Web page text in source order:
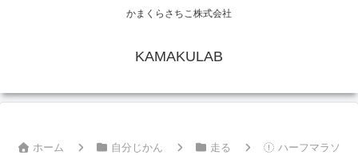
かまくらさちこ株式会社
KAMAKULAB
ホーム 自分じかん 走る
ハーフマラソ